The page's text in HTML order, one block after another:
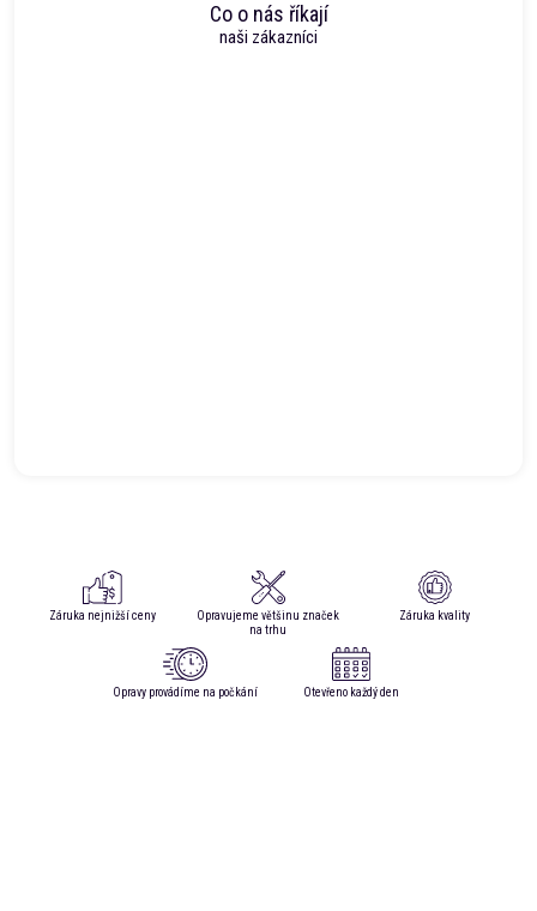
Co o nás říkají
naši zákazníci
Záruka nejnižší ceny
Opravujeme většinu značek
na trhu
Záruka kvality
Opravy provádíme na počkání Otevřeno každý den